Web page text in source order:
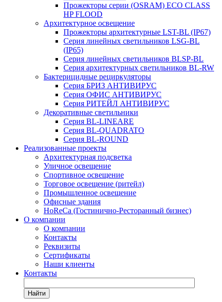
Прожекторы серии (OSRAM) ECO CLASS
HP FLOOD
Архитектурное освещение
Прожекторы архитектурные LST-BL (IP67)
Серия линейных светильников LSG-BL
(IP65)
Серия линейных светильников BLSP-BL
Серия архитектурных светильников BL-RW
Бактерицидные рециркуляторы
Серия БРИЗ АНТИВИРУС
Серия ОФИС АНТИВИРУС
Серия РИТЕЙЛ АНТИВИРУС
Декоративные светильники
Серия BL-LINEARE
Серия BL-QUADRATO
Серия BL-ROUND
Реализованные проекты
Архитектурная подсветка
Уличное освещение
Спортивное освещение
Торговое освещение (ритейл)
Промышленное освещение
Офисные здания
HoReCa (Гостинично-Ресторанный бизнес)
О компании
О компании
Контакты
Реквизиты
Сертификаты
Наши клиенты
Контакты
Найти